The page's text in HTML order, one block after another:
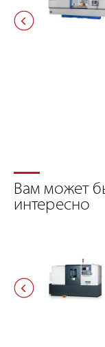
Вам может
интересно